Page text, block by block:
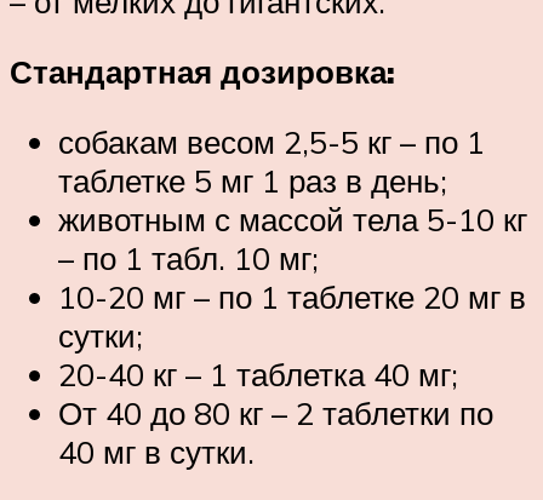
Стандартная дозировка:
собакам весом 2,5-5 кг – по 1
таблетке 5 мг 1 раз в день;
животным с массой тела 5-10 кг
– по 1 табл. 10 мг;
10-20 мг – по 1 таблетке 20 мг в
сутки;
20-40 кг – 1 таблетка 40 мг;
От 40 до 80 кг – 2 таблетки по
40 мг в сутки.